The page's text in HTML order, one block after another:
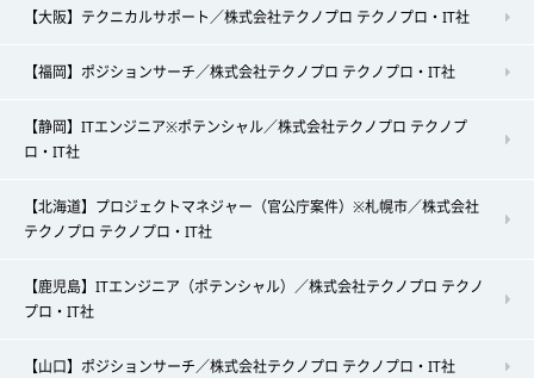
【大阪】テクニカルサポート／株式会社テクノプロ テクノプロ・IT社
【福岡】ポジションサーチ／株式会社テクノプロ テクノプロ・IT社
【静岡】ITエンジニア※ポテンシャル／株式会社テクノプロ テクノプ
ロ・IT社
【北海道】プロジェクトマネジャー（官公庁案件）※札幌市／株式会社
テクノプロ テクノプロ・IT社
【鹿児島】ITエンジニア（ポテンシャル）／株式会社テクノプロ テクノ
プロ・IT社
【山口】ポジションサーチ／株式会社テクノプロ テクノプロ・IT社